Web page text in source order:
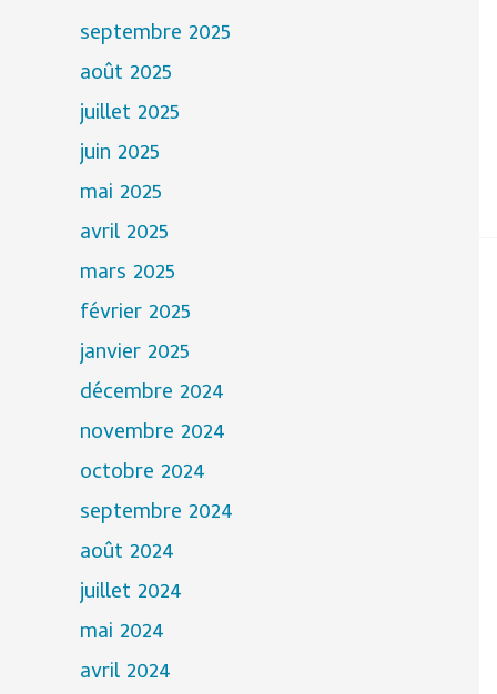
septembre 2025
août 2025
juillet 2025
juin 2025
mai 2025
avril 2025
mars 2025
février 2025
janvier 2025
décembre 2024
novembre 2024
octobre 2024
septembre 2024
août 2024
juillet 2024
mai 2024
avril 2024